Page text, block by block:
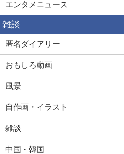
学生とヤレる
エンタメニュース
雑談
匿名ダイアリー
おもしろ動画
風景
自作画・イラスト
雑談
中国・韓国